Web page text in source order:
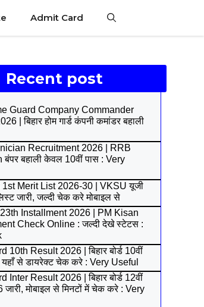
Admit Card
Recent post
Guard Company Commander
| बिहार होम गार्ड कंपनी कमांडर बहाली
Recruitment 2026 | RRB
बहाली केवल 10वीं पास : Very
Merit List 2026-30 | VKSU यूजी
जारी, जल्दी चेक करे मोबाइल से
Installment 2026 | PM Kisan
Check Online : जल्दी देखे स्टेटस :
10th Result 2026 | बिहार बोर्ड 10वीं
यहाँ से डायरेक्ट चेक करे : Very Useful
Inter Result 2026 | बिहार बोर्ड 12वीं
जारी, मोबाइल से मिनटों में चेक करे : Very